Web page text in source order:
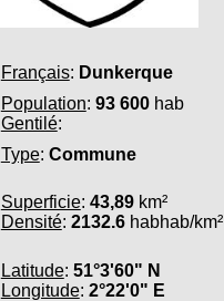
Français: Dunkerque
Population: 93 600hab
Gentilé:
Type: Commune
Superficie: 43,89km²
Densité: 2132.6habhab/km²
Latitude: 51°3'60" N
Longitude: 2°22'0" E